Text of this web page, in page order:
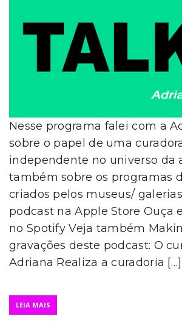
Nesse programa falei com a
sobre o papel de uma
independente no universo da
também sobre os programas
criados pelos museus/
podcast na Apple Store Ouça
no Spotify Veja também
gravações deste podcast: O
Adriana Realiza a curadoria […]
LEIA MAIS